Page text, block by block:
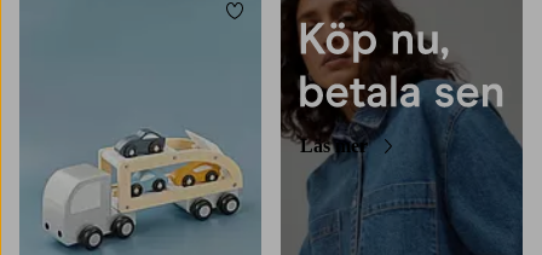
Lägg till i favoriter
Läs mer